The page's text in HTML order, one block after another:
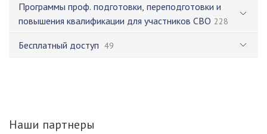
Программы проф. подготовки, переподготовки и
повышения квалификации для участников СВО 228
Бесплатный доступ 49
Наши партнеры